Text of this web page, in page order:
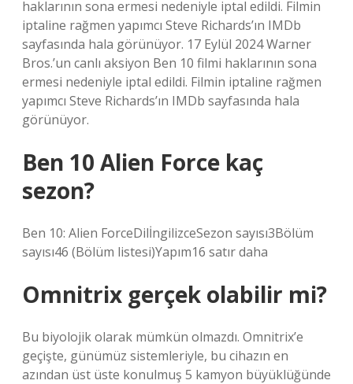
haklarının sona ermesi nedeniyle iptal edildi. Filmin
iptaline rağmen yapımcı Steve Richards’ın IMDb
sayfasında hala görünüyor. 17 Eylül 2024 Warner
Bros.’un canlı aksiyon Ben 10 filmi haklarının sona
ermesi nedeniyle iptal edildi. Filmin iptaline rağmen
yapımcı Steve Richards’ın IMDb sayfasında hala
görünüyor.
Ben 10 Alien Force kaç
sezon?
Ben 10: Alien ForceDilİngilizceSezon sayısı3Bölüm
sayısı46 (Bölüm listesi)Yapım16 satır daha
Omnitrix gerçek olabilir mi?
Bu biyolojik olarak mümkün olmazdı. Omnitrix’e
geçişte, günümüz sistemleriyle, bu cihazın en
azından üst üste konulmuş 5 kamyon büyüklüğünde